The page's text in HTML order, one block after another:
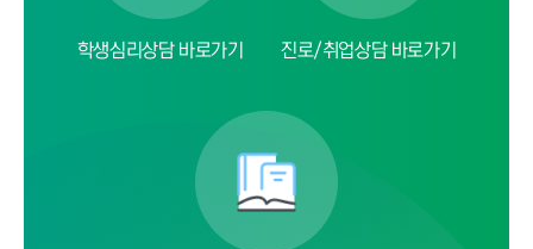
학생심리상담 바로가기 진로/취업상담 바로가기